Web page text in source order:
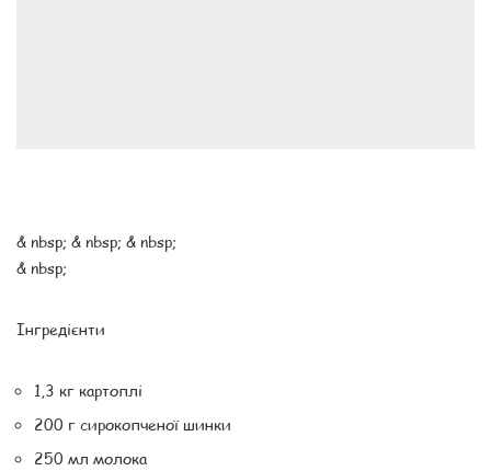
& nbsp; & nbsp; & nbsp;
& nbsp;
Інгредієнти
1,3 кг картоплі
200 г сирокопченої шинки
250 мл молока